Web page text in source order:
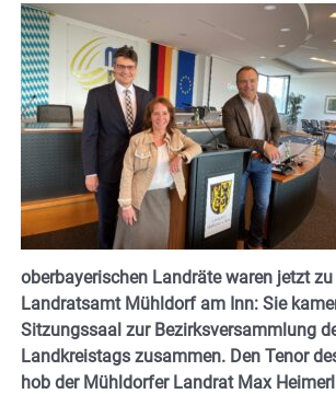
oberbayerischen Landräte waren jetzt
Landratsamt Mühldorf am Inn: Sie
Sitzungssaal zur Bezirksversammlung
Landkreistags zusammen. Den Tenor
hob der Mühldorfer Landrat Max